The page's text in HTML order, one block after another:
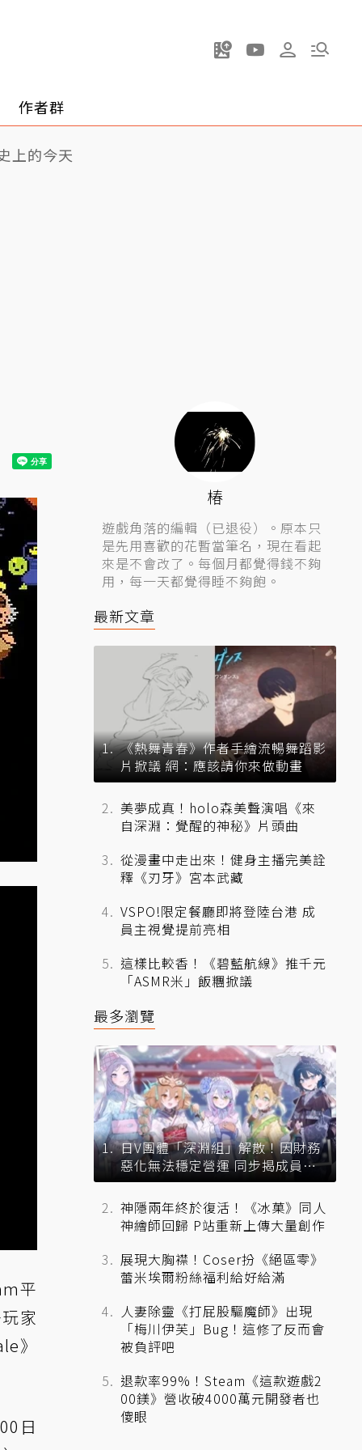
作者群
上的今天
平
家
》
日
椿
遊戲角落的編輯（已退役）。原本只
是先用喜歡的花暫當筆名，現在看起
來是不會改了。每個月都覺得錢不夠
用，每一天都覺得睡不夠飽。
最新文章
《熱舞青春》作者手繪流暢舞蹈影
片掀議 網：應該請你來做動畫
美夢成真！holo森美聲演唱《來
自深淵：覺醒的神秘》片頭曲
從漫畫中走出來！健身主播完美詮
釋《刃牙》宮本武藏
VSPO!限定餐廳即將登陸台港 成
員主視覺提前亮相
這樣比較香！《碧藍航線》推千元
「ASMR米」飯糰掀議
最多瀏覽
日V團體「深淵組」解散！因財務
惡化無法穩定營運 同步揭成員未
來去向
神隱兩年終於復活！《冰菓》同人
神繪師回歸 P站重新上傳大量創作
展現大胸襟！Coser扮《絕區零》
蕾米埃爾粉絲福利給好給滿
人妻除靈《打屁股驅魔師》出現
「梅川伊芙」Bug！這修了反而會
被負評吧
退款率99%！Steam《這款遊戲2
00鎂》營收破4000萬元開發者也
傻眼